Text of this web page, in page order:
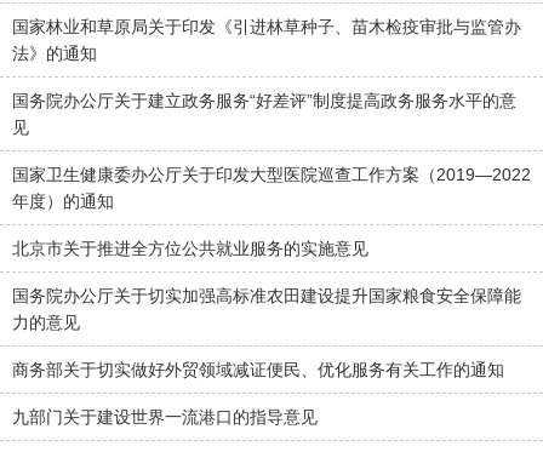
国家林业和草原局关于印发《引进林草种子、苗木检疫审批与监管办
法》的通知
国务院办公厅关于建立政务服务“好差评”制度提高政务服务水平的意
见
国家卫生健康委办公厅关于印发大型医院巡查工作方案（2019—2022
年度）的通知
北京市关于推进全方位公共就业服务的实施意见
国务院办公厅关于切实加强高标准农田建设提升国家粮食安全保障能
力的意见
商务部关于切实做好外贸领域减证便民、优化服务有关工作的通知
九部门关于建设世界一流港口的指导意见